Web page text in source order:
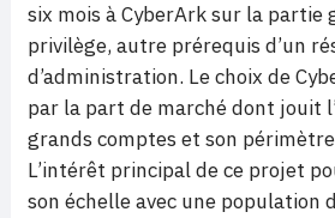
six mois à CyberArk sur la partie
privilège, autre prérequis d’un
d’administration. Le choix de
par la part de marché dont jouit
grands comptes et son
L’intérêt principal de ce projet
son échelle avec une population